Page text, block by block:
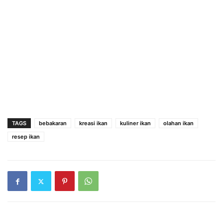
TAGS bebakaran kreasi ikan kuliner ikan
olahan ikan
resep ikan